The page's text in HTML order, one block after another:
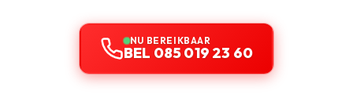
NU BEREIKBAAR
BEL 085 019 23 60